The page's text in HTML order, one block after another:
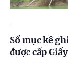
Sổ mục kê
được cấp